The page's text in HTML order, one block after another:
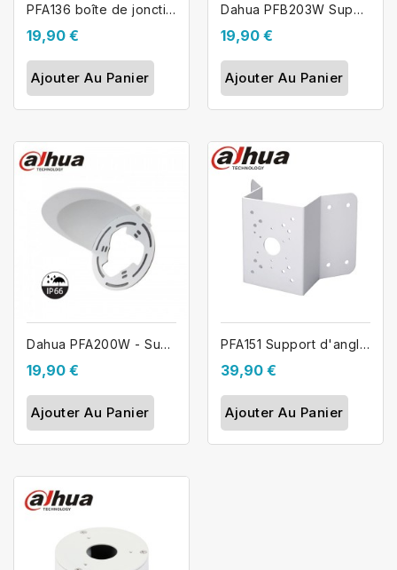
PFA136 boîte de jonction et fixation...
19,90 €
Ajouter Au Panier
Dahua PFB203W Support de fixation...
19,90 €
Ajouter Au Panier
Dahua PFA200W - Support casquette...
19,90 €
Ajouter Au Panier
PFA151 Support d'angle caméra Dahua
39,90 €
Ajouter Au Panier